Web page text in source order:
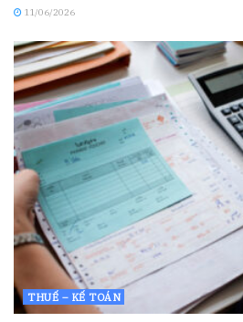
11/06/2026
THUẾ – KẾ TOÁN